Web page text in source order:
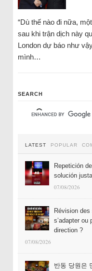
“Dù thế nào đi nữa,
sau khi trận dịch này
London dự báo như
mình…
SEARCH
LATEST POPULAR
Repetición
solución
07/08/2026
Révision
s’adapter ou
direction ?
07/08/2026
반동 당원은